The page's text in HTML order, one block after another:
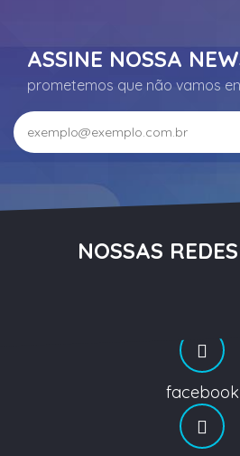
ASSINE NOSSA
prometemos que não vamos
NOSSAS
facebook